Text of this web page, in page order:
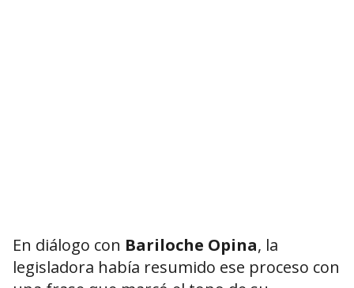
En diálogo con Bariloche Opina, la
legisladora había resumido ese proceso con